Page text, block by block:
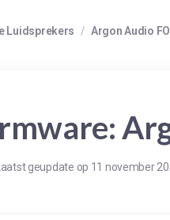
Luidsprekers / Argon Audio
Laatst geupdate op 11 november